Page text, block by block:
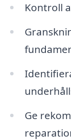
Kontroll
Ge